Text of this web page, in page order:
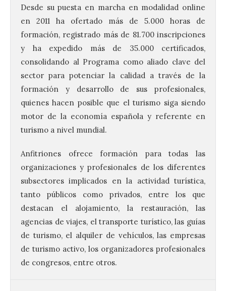
Desde su puesta en marcha en modalidad online
en 2011 ha ofertado más de 5.000 horas de
formación, registrado más de 81.700 inscripciones
y ha expedido más de 35.000 certificados,
consolidando al Programa como aliado clave del
sector para potenciar la calidad a través de la
formación y desarrollo de sus profesionales,
quienes hacen posible que el turismo siga siendo
motor de la economía española y referente en
turismo a nivel mundial.
Anfitriones ofrece formación para todas las
organizaciones y profesionales de los diferentes
subsectores implicados en la actividad turística,
tanto públicos como privados, entre los que
destacan el alojamiento, la restauración, las
agencias de viajes, el transporte turístico, las guías
de turismo, el alquiler de vehículos, las empresas
de turismo activo, los organizadores profesionales
de congresos, entre otros.
festival que se celebrará
el 11 de agosto en la
Bañeza
9 Ago 2026
El Ayuntamiento de La
Bañeza presenta el
Brujería Fest Summer
Edition, una nueva cita
musical de las fiestas
patronales. El salón de plenos del